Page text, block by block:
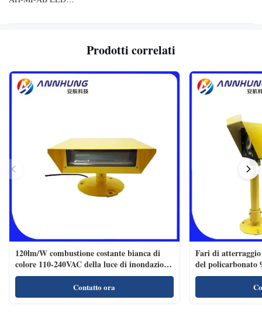
Prodotti correlati
120lm/W combustione costante bianca di
colore 110-240VAC della luce di inondazione
dell'eliporto LED
Contatto ora
Fari di
del policarbonato